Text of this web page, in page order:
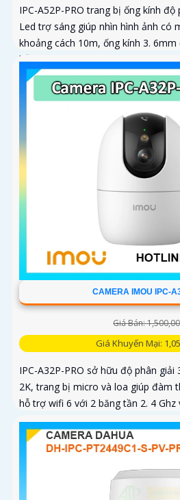
IPC-A52P-PRO trang bị ống kính
Led trợ sáng giúp nhìn hình ảnh có
khoảng cách 10m, ống kính 3.
hỗ trợ công...
CAMERA IMOU IPC-
Giá Bán:
Giá Khuyến Mại:
IPC-A32P-PRO sở hữu độ phân giải
2K, trang bị micro và loa giúp đàm
hỗ trợ wifi 6 với 2 băng tần 2. 4 Ghz